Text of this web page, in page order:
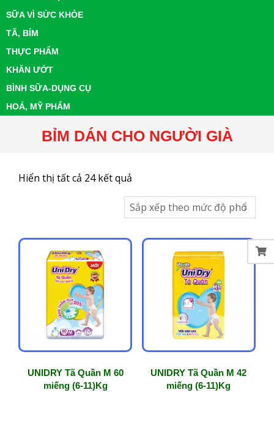
SỮA VÌ SỨC KHỎE
TÃ, BỈM
THỰC PHẨM
KHĂN ƯỚT
BÌNH SỮA-DỤNG CỤ
HOÁ, MỸ PHẨM
BỈM DÁN CHO NGƯỜI GIÀ
Hiển thị tất cả 24 kết quả
sắp
xếp
mức
UNIDRY Tã Quần M 60
miếng (6-11)Kg
UNIDRY Tã Quần M 42
miếng (6-11)Kg